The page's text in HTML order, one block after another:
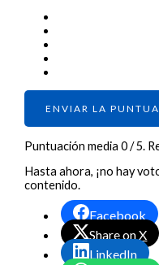
ENVIAR LA
Puntuación media0/ 5.
Hasta ahora, ¡no hay
contenido.
Facebook
Share on X
LinkedIn